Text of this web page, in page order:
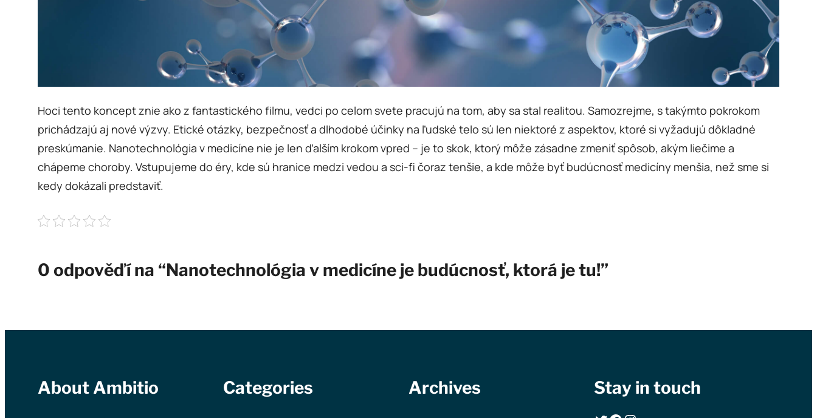
Hoci tento koncept znie ako z fantastického filmu, vedci po celom svete pracujú na tom, aby sa stal realitou. Samozrejme, s takýmto pokrokom
prichádzajú aj nové výzvy. Etické otázky, bezpečnosť a dlhodobé účinky na ľudské telo sú len niektoré z aspektov, ktoré si vyžadujú dôkladné
preskúmanie. Nanotechnológia v medicíne nie je len ďalším krokom vpred – je to skok, ktorý môže zásadne zmeniť spôsob, akým liečime a
chápeme choroby. Vstupujeme do éry, kde sú hranice medzi vedou a sci-fi čoraz tenšie, a kde môže byť budúcnosť medicíny menšia, než sme si
kedy dokázali predstaviť.
0 odpověďí na “Nanotechnológia v medicíne je budúcnosť, ktorá je tu!”
About Ambitio Categories Archives Stay in touch